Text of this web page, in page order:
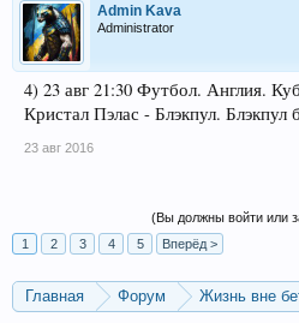
Admin Kava
Administrator
4) 23 авг 21:30 Футбол. Англия.
Кристал Пэлас - Блэкпул. Блэкпул
23 авг 2016
(Вы должны войти или
1
2 3 4 5 Вперёд >
Главная Форум Жизнь вне